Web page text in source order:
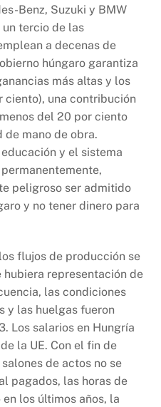
Benz, Suzuki y BMW
tercio de las
a decenas de
húngaro garantiza
más altas y los
ciento), una contribución
del 20 por ciento
mano de obra.
y el sistema
peligroso ser admitido
y no tener dinero para
flujos de producción se
representación de
las condiciones
y las huelgas fueron
Los salarios en Hungría
la UE. Con el fin de
de actos no se
pagados, las horas de
los últimos años, la